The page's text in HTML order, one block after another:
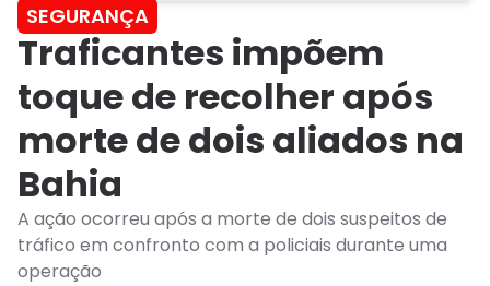
SEGURANÇA
Traficantes impõem
toque de recolher após
morte de dois aliados na
Bahia
A ação ocorreu após a morte de dois suspeitos de
tráfico em confronto com a policiais durante uma
operação